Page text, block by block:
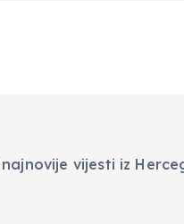
vijesti iz